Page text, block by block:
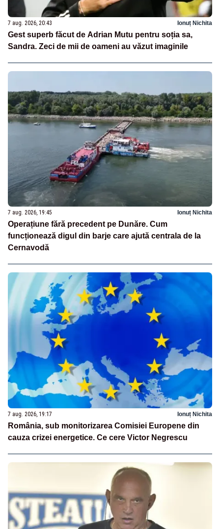
7 aug. 2026, 20:43 Ionuț Nichita
Gest superb făcut de Adrian Mutu pentru soția sa,
Sandra. Zeci de mii de oameni au văzut imaginile
7 aug. 2026, 19:45 Ionuț Nichita
Operațiune fără precedent pe Dunăre. Cum
funcționează digul din barje care ajută centrala de la
Cernavodă
7 aug. 2026, 19:17 Ionuț Nichita
România, sub monitorizarea Comisiei Europene din
cauza crizei energetice. Ce cere Victor Negrescu